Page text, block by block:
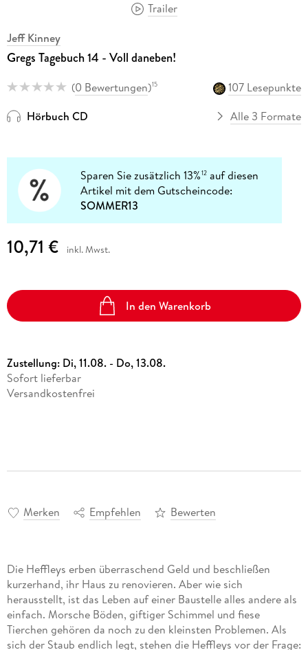
Trailer
Jeff Kinney
Gregs Tagebuch 14 - Voll daneben!
(0 Bewertungen)15
107 Lesepunkte
Hörbuch CD
Alle 3 Formate
Sparen Sie zusätzlich 13%12 auf diesen
Artikel mit dem Gutscheincode:
SOMMER13
10,71 € inkl. Mwst.
In den Warenkorb
Zustellung: Di, 11.08. - Do, 13.08.
Sofort lieferbar
Versandkostenfrei
Merken Empfehlen Bewerten
Die Heffleys erben überraschend Geld und beschließen
kurzerhand, ihr Haus zu renovieren. Aber wie sich
herausstellt, ist das Leben auf einer Baustelle alles andere als
einfach. Morsche Böden, giftiger Schimmel und fiese
Tierchen gehören da noch zu den kleinsten Problemen. Als
sich der Staub endlich legt, stehen die Heffleys vor der Frage: